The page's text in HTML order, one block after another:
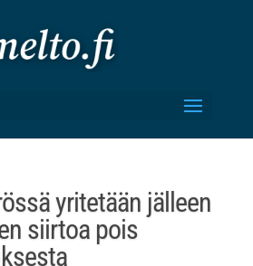
yritetään jälleen
siirtoa pois